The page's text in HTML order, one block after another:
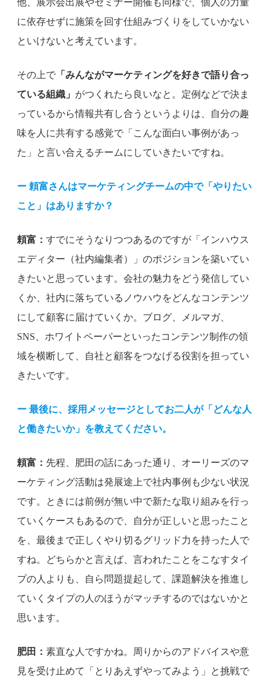
に依存せずに施策を回す仕組みづくりをしていかない
といけないと考えています。
その上で 「みんながマーケティングを好きで語り合っ
ている組織」 がつくれたら良いなと。定例などで決ま
っているから情報共有し合うというよりは、自分の趣
味を人に共有する感覚で「こんな面白い事例があっ
た」と言い合えるチームにしていきたいですね。
ー 頼富さんはマーケティングチームの中で「やりたい
こと」はありますか？
頼富： すでにそうなりつつあるのですが「インハウス
エディター（社内編集者）」のポジションを築いてい
きたいと思っています。会社の魅力をどう発信してい
くか、社内に落ちているノウハウをどんなコンテンツ
にして顧客に届けていくか。ブログ、メルマガ、
SNS、ホワイトペーパーといったコンテンツ制作の領
域を横断して、自社と顧客をつなげる役割を担ってい
きたいです。
ー 最後に、採用メッセージとしてお二人が「どんな人
と働きたいか」を教えてください。
頼富： 先程、肥田の話にあった通り、オーリーズのマ
ーケティング活動は発展途上で社内事例も少ない状況
です。ときには前例が無い中で新たな取り組みを行っ
ていくケースもあるので、自分が正しいと思ったこと
を、最後まで正しくやり切るグリッド力を持った人で
すね。どちらかと言えば、言われたことをこなすタイ
プの人よりも、自ら問題提起して、課題解決を推進し
ていくタイプの人のほうがマッチするのではないかと
思います。
肥田： 素直な人ですかね。周りからのアドバイスや意
見を受け止めて「とりあえずやってみよう」と挑戦で